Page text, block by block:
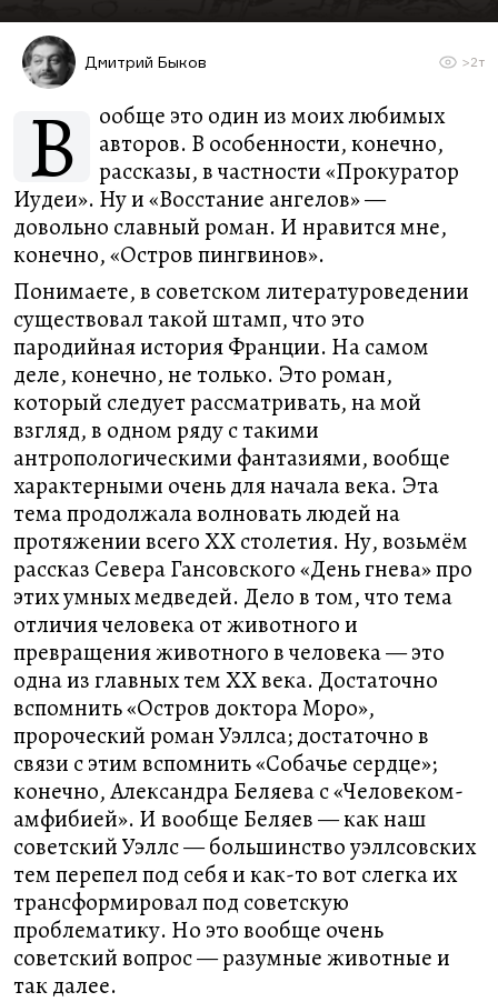
Дмитрий Быков >2т
В
ообще это один из моих любимых
авторов. В особенности, конечно,
рассказы, в частности «Прокуратор
Иудеи». Ну и «Восстание ангелов» —
довольно славный роман. И нравится мне,
конечно, «Остров пингвинов».
Понимаете, в советском литературоведении
существовал такой штамп, что это
пародийная история Франции. На самом
деле, конечно, не только. Это роман,
который следует рассматривать, на мой
взгляд, в одном ряду с такими
антропологическими фантазиями, вообще
характерными очень для начала века. Эта
тема продолжала волновать людей на
протяжении всего XX столетия. Ну, возьмём
рассказ Севера Гансовского «День гнева» про
этих умных медведей. Дело в том, что тема
отличия человека от животного и
превращения животного в человека — это
одна из главных тем XX века. Достаточно
вспомнить «Остров доктора Моро»,
пророческий роман Уэллса; достаточно в
связи с этим вспомнить «Собачье сердце»;
конечно, Александра Беляева с «Человеком-
амфибией». И вообще Беляев — как наш
советский Уэллс — большинство уэллсовских
тем перепел под себя и как-то вот слегка их
трансформировал под советскую
проблематику. Но это вообще очень
советский вопрос — разумные животные и
так далее.